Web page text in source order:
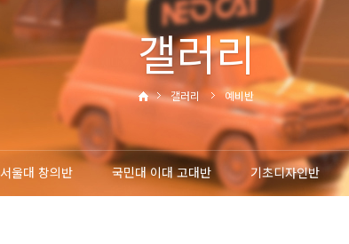
2022합격성과
기초디자인반
예비반
재원생진학설명회
갤러리
갤러리 예비반
서울대 창의반 국민대 이대 고대반 기초디자인반